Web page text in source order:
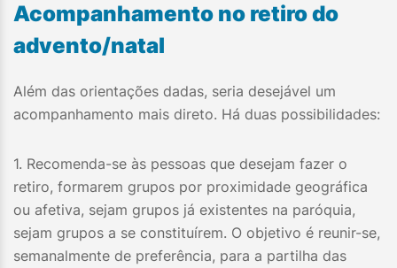
Acompanhamento no retiro do
advento/natal
Além das orientações dadas, seria desejável um
acompanhamento mais direto. Há duas possibilidades:
1. Recomenda-se às pessoas que desejam fazer o
retiro, formarem grupos por proximidade geográfica
ou afetiva, sejam grupos já existentes na paróquia,
sejam grupos a se constituírem. O objetivo é reunir-se,
semanalmente de preferência, para a partilha das